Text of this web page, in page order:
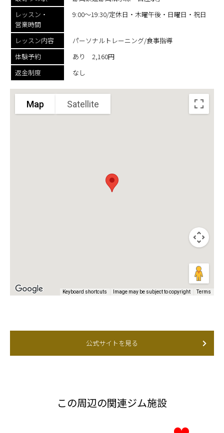
レッスン・
営業時間
9:00〜19:30/定休日・木曜午後・日曜日・祝日
レッスン内容
パーソナルトレーニング/食事指導
体験予約
あり 2,160円
返金制度
なし
Map Satellite
Keyboard shortcuts Image may be subject to copyright Terms
公式サイトを見る
この周辺の関連ジム施設